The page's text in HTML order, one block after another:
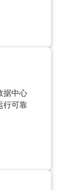
据中心
行可靠